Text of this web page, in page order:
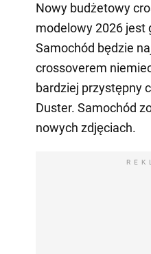
Nowy budżetowy
modelowy 2026 jest
Samochód będzie
crossoverem
bardziej przystępny
Duster. Samochód
nowych zdjęciach.